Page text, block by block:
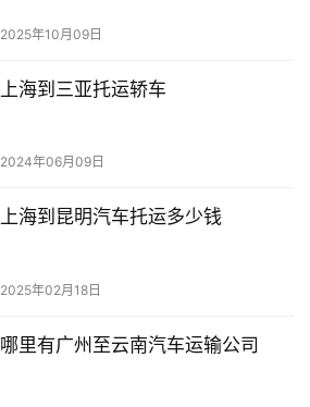
2025年10月09日
上海到三亚托运轿车
2024年06月09日
上海到昆明汽车托运多少钱
2025年02月18日
哪里有广州至云南汽车运输公司